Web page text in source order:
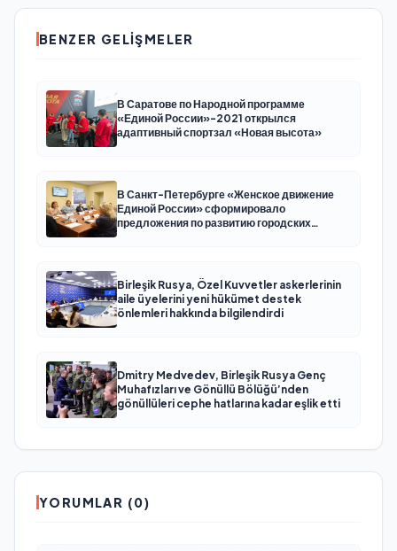
BENZER GELIŞMELER
В Саратове по Народной программе
«Единой России»-2021 открылся
адаптивный спортзал «Новая высота»
В Санкт-Петербурге «Женское движение
Единой России» сформировало
предложения по развитию городских
Birleşik Rusya, Özel Kuvvetler askerlerinin
aile üyelerini yeni hükümet destek
önlemleri hakkında bilgilendirdi
Dmitry Medvedev, Birleşik Rusya Genç
Muhafızları ve Gönüllü Bölüğü’nden
gönüllüleri cephe hatlarına kadar eşlik etti
YORUMLAR (0)